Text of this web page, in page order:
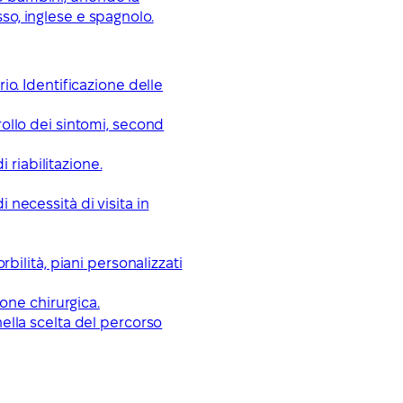
inglese e spagnolo.
Identificazione delle
dei sintomi, second
riabilitazione.
necessità di visita in
piani personalizzati
chirurgica.
scelta del percorso